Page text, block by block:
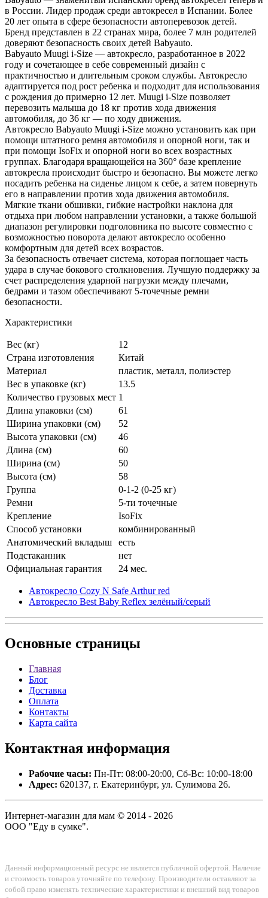
в России. Лидер продаж среди автокресел в Испании. Более
20 лет опыта в сфере безопасности автоперевозок детей.
Бренд представлен в 22 странах мира, более 7 млн родителей
доверяют безопасность своих детей Babyauto.
Babyauto Muugi i-Size — автокресло, разработанное в 2022
году и сочетающее в себе современный дизайн с
практичностью и длительным сроком службы. Автокресло
адаптируется под рост ребенка и подходит для использования
с рождения до примерно 12 лет. Muugi i-Size позволяет
перевозить малыша до 18 кг против хода движения
автомобиля, до 36 кг — по ходу движения.
Автокресло Babyauto Muugi i-Size можно установить как при
помощи штатного ремня автомобиля и опорной ноги, так и
при помощи IsoFix и опорной ноги во всех возрастных
группах. Благодаря вращающейся на 360° базе крепление
автокресла происходит быстро и безопасно. Вы можете легко
посадить ребенка на сиденье лицом к себе, а затем повернуть
его в направлении против хода движения автомобиля.
Мягкие ткани обшивки, гибкие настройки наклона для
отдыха при любом направлении установки, а также большой
диапазон регулировки подголовника по высоте совместно с
возможностью поворота делают автокресло особенно
комфортным для детей всех возрастов.
За безопасность отвечает система, которая поглощает часть
удара в случае бокового столкновения. Лучшую поддержку за
счет распределения ударной нагрузки между плечами,
бедрами и тазом обеспечивают 5-точечные ремни
безопасности.
Характеристики
Вес (кг)
12
Страна изготовления
Китай
Материал
пластик, металл, полиэстер
Вес в упаковке (кг)
13.5
Количество грузовых мест 1
Длина упаковки (см)
61
Ширина упаковки (см)
52
Высота упаковки (см)
46
Длина (см)
60
Ширина (см)
50
Высота (см)
58
Группа
0-1-2 (0-25 кг)
Ремни
5-ти точечные
Крепление
IsoFix
Способ установки
комбинированный
Анатомический вкладыш
есть
Подстаканник
нет
Официальная гарантия
24 мес.
Автокресло Cozy N Safe Arthur red
Автокресло Best Baby Reflex зелёный/серый
Основные страницы
Главная
Блог
Доставка
Оплата
Контакты
Карта сайта
Контактная информация
Рабочие часы: Пн-Пт: 08:00-20:00, Сб-Вс: 10:00-18:00
Адрес: 620137, г. Екатеринбург, ул. Сулимова 26.
Интернет-магазин для мам © 2014 - 2026
ООО "Еду в сумке".
Данный информационный ресурс не является публичной офертой. Наличие
и стоимость товаров уточняйте по телефону. Производители оставляют за
собой право изменять технические характеристики и внешний вид товаров